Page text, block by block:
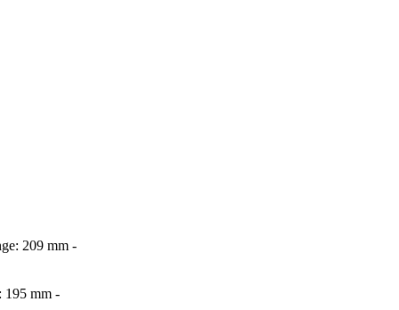
209 mm -
195 mm -